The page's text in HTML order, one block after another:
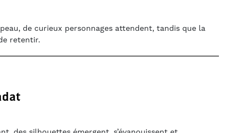
de curieux personnages attendent, tandis que la
retentir.